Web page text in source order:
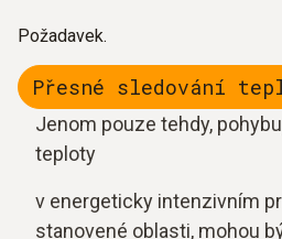
Požadavek.
Přesné sledování
Jenom pouze tehdy,
teploty
v energeticky intenzivním
stanovené oblasti, mohou